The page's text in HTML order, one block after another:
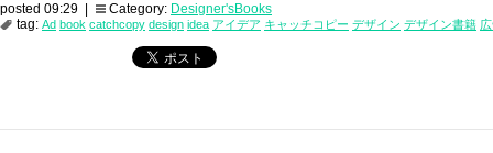
posted 09:29 | Category: Designer'sBooks
tag: Ad book catchcopy design idea アイデア キャッチコピー デザイン デザイン書籍